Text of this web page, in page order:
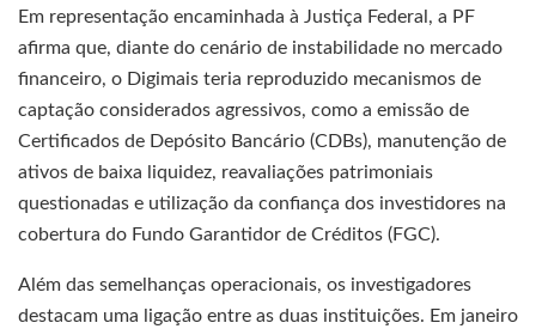
Em representação encaminhada à Justiça Federal, a PF
afirma que, diante do cenário de instabilidade no mercado
financeiro, o Digimais teria reproduzido mecanismos de
captação considerados agressivos, como a emissão de
Certificados de Depósito Bancário (CDBs), manutenção de
ativos de baixa liquidez, reavaliações patrimoniais
questionadas e utilização da confiança dos investidores na
cobertura do Fundo Garantidor de Créditos (FGC).
Além das semelhanças operacionais, os investigadores
destacam uma ligação entre as duas instituições. Em janeiro